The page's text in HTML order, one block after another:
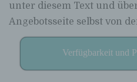
unter diesem Text und
Angebotsseite selbst von
Verfügbarkeit und